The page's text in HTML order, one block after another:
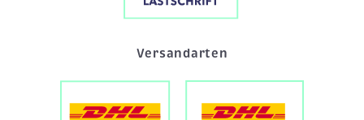
Versandarten